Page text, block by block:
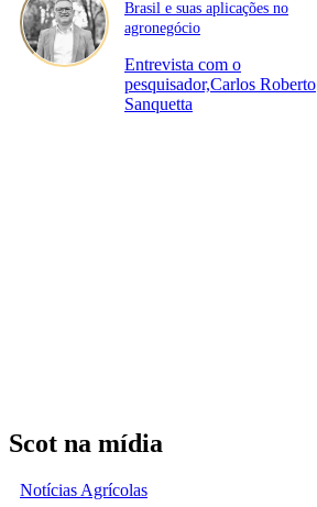
Brasil e suas aplicações no
agronegócio
Entrevista com o
pesquisador,Carlos Roberto
Sanquetta
Scot na mídia
Notícias Agrícolas